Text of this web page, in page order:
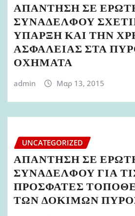
ΑΠΑΝΤΗΣΗ ΣΕ
ΣΥΝΑΔΕΛΦΟΥ
ΥΠΑΡΞΗ ΚΑΙ ΤΗΝ
ΑΣΦΑΛΕΙΑΣ ΣΤΑ
ΟΧΗΜΑΤΑ
admin Μαρ 13, 2015
UNCATEGORIZED
ΑΠΑΝΤΗΣΗ ΣΕ
ΣΥΝΑΔΕΛΦΟΥ ΓΙΑ
ΠΡΟΣΦΑΤΕΣ
ΤΩΝ ΔΟΚΙΜΩΝ